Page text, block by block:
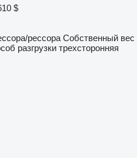
$
рессора Собственный вес
разгрузки трехсторонняя